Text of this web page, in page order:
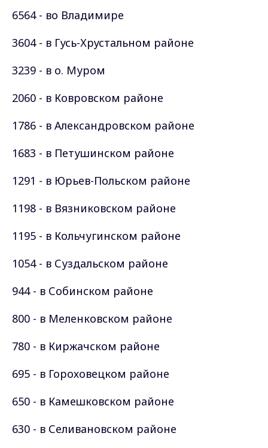
6564 - во Владимире
3604 - в Гусь-Хрустальном районе
3239 - в о. Муром
2060 - в Ковровском районе
1786 - в Александровском районе
1683 - в Петушинском районе
1291 - в Юрьев-Польском районе
1198 - в Вязниковском районе
1195 - в Кольчугинском районе
1054 - в Суздальском районе
944 - в Собинском районе
800 - в Меленковском районе
780 - в Киржачском районе
695 - в Гороховецком районе
650 - в Камешковском районе
630 - в Селивановском районе